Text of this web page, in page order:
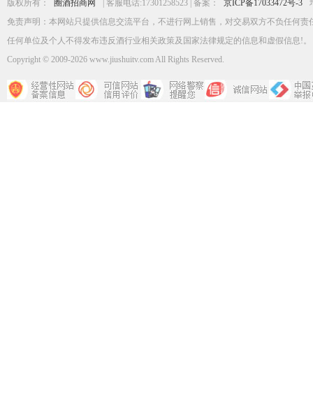
版权所有： 圈酒招商网 | 客服电话:17301258523 | 备案： 京ICP备17033472号-3
免责声明：本网站只提供信息交流平台，不进行网上销售，对交易双方不负任何责
任何单位及个人不得发布违反酒行业相关政策及国家法律规定的信息和虚假信息!。
Copyright © 2009-2026 www.jiushuitv.com All Rights Reserved.